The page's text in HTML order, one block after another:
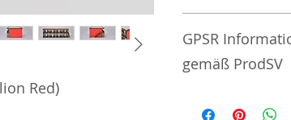
Red)
GPSR
gemäß ProdSV
Manufacturer /